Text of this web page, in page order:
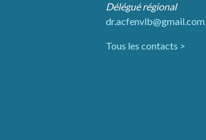
Délégué régional
dr.acfenvlb@gmail.com
Tous les contacts >